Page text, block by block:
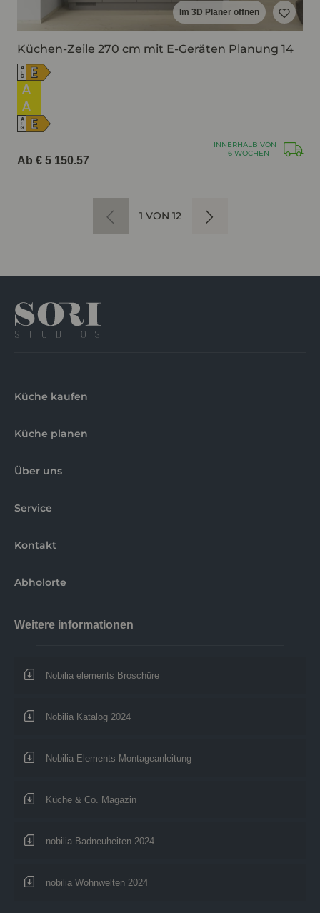
Im 3D Planer öffnen
Küchen-Zeile 270 cm mit E-Geräten Planung 14
A
↑G
E
A
A
A
↑G E
Ab € 5 150.57
INNERHALB VON
6 WOCHEN
1 VON 12
Küche kaufen
Küche planen
Über uns
Service
Kontakt
Abholorte
Weitere informationen
Nobilia elements Broschüre
Nobilia Katalog 2024
Nobilia Elements Montageanleitung
Küche & Co. Magazin
nobilia Badneuheiten 2024
nobilia Wohnwelten 2024